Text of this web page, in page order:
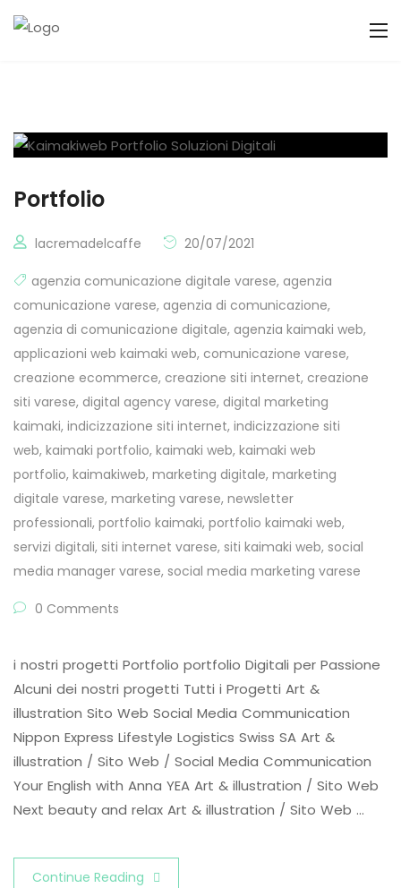
Portfolio
lacremadelcaffe 20/07/2021
agenzia comunicazione digitale varese, agenzia
comunicazione varese, agenzia di comunicazione,
agenzia di comunicazione digitale, agenzia kaimaki web,
applicazioni web kaimaki web, comunicazione varese,
creazione ecommerce, creazione siti internet, creazione
siti varese, digital agency varese, digital marketing
kaimaki, indicizzazione siti internet, indicizzazione siti
web, kaimaki portfolio, kaimaki web, kaimaki web
portfolio, kaimakiweb, marketing digitale, marketing
digitale varese, marketing varese, newsletter
professionali, portfolio kaimaki, portfolio kaimaki web,
servizi digitali, siti internet varese, siti kaimaki web, social
media manager varese, social media marketing varese
0 Comments
i nostri progetti Portfolio portfolio Digitali per Passione
Alcuni dei nostri progetti Tutti i Progetti Art &
illustration Sito Web Social Media Communication
Nippon Express Lifestyle Logistics Swiss SA Art &
illustration / Sito Web / Social Media Communication
Your English with Anna YEA Art & illustration / Sito Web
Next beauty and relax Art & illustration / Sito Web …
Continue Reading